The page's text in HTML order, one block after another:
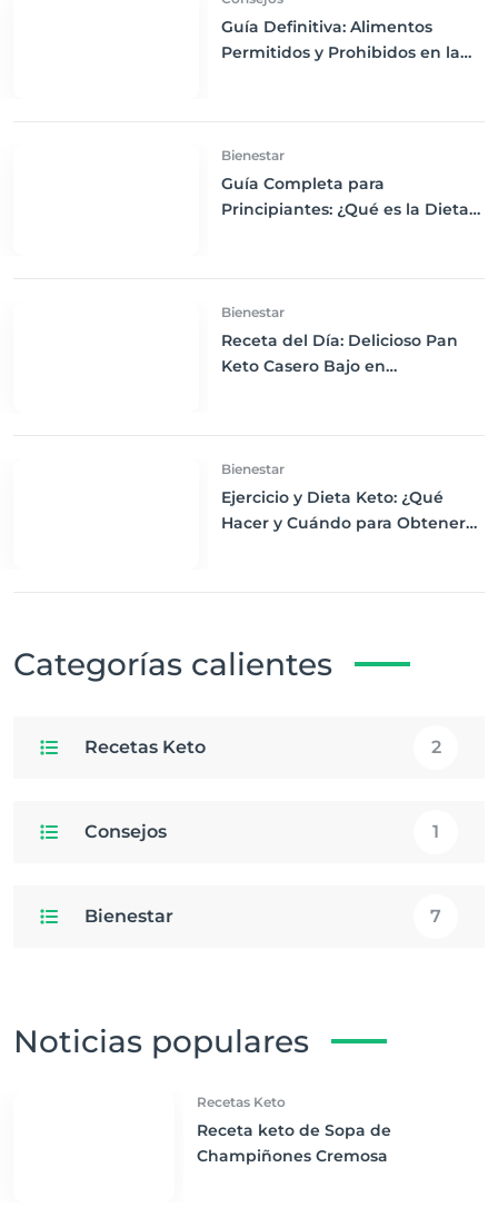
Guía Definitiva: Alimentos
Permitidos y Prohibidos en la
Bienestar
Guía Completa para
Principiantes: ¿Qué es la Dieta
Bienestar
Receta del Día: Delicioso Pan
Keto Casero Bajo en
Bienestar
Ejercicio y Dieta Keto: ¿Qué
Hacer y Cuándo para Obtener
Categorías calientes
Recetas Keto 2
Consejos 1
Bienestar 7
Noticias populares
Recetas Keto
Receta keto de Sopa de
Champiñones Cremosa